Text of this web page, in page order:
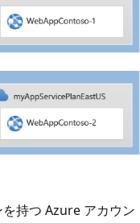
持つ Azure アカウン